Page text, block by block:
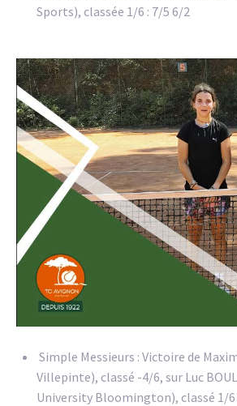
Sports), classée 1/6 : 7/5 6/2
Simple Messieurs : Victoire de
Villepinte), classé -4/6, sur Luc
University Bloomington), classé 1/6